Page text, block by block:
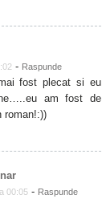
- Raspunde
fost plecat si eu
am fost de
roman!:))
00:05 - Raspunde